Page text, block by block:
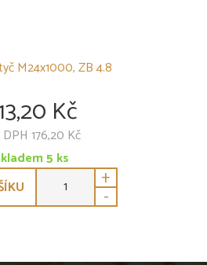
M24x1000, ZB 4.8
Kč
176,20 Kč
5 ks
+
-